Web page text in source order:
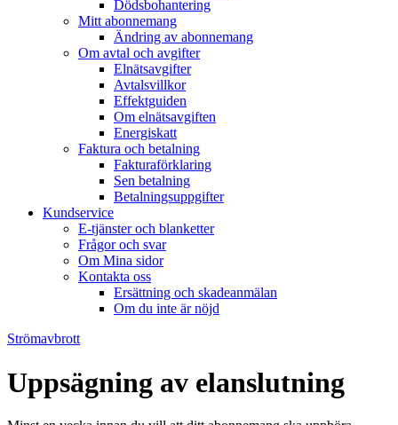
Dödsbohantering
Mitt abonnemang
Ändring av abonnemang
Om avtal och avgifter
Elnätsavgifter
Avtalsvillkor
Effektguiden
Om elnätsavgiften
Energiskatt
Faktura och betalning
Fakturaförklaring
Sen betalning
Betalningsuppgifter
Kundservice
E-tjänster och blanketter
Frågor och svar
Om Mina sidor
Kontakta oss
Ersättning och skadeanmälan
Om du inte är nöjd
Strömavbrott
Uppsägning av elanslutning